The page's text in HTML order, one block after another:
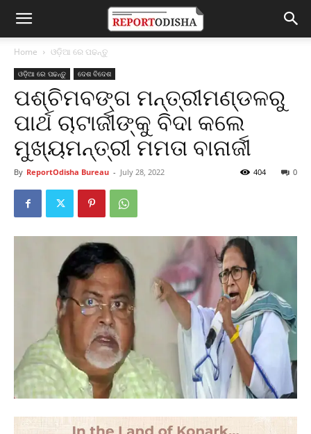
Home ଓଡ଼ିଆ ରେ ପଢନ୍ତୁ
ଓଡ଼ିଆ ରେ ପଢନ୍ତୁ ଦେଶ ବିଦେଶ
ପଶ୍ଚିମବଙ୍ଗ ମନ୍ତ୍ରୀମଣ୍ଡଳରୁ
ପାର୍ଥ ଚାଟାର୍ଜୀଙ୍କୁ ବିଦା କଲେ
ମୁଖ୍ୟମନ୍ତ୍ରୀ ମମତା ବାନାର୍ଜୀ
By ReportOdisha Bureau - July 28, 2022 0
404